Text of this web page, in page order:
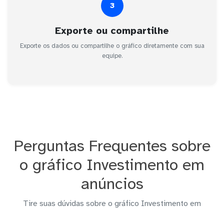
3
Exporte ou compartilhe
Exporte os dados ou compartilhe o gráfico diretamente com sua
equipe.
Perguntas Frequentes sobre
o gráfico Investimento em
anúncios
Tire suas dúvidas sobre o gráfico Investimento em